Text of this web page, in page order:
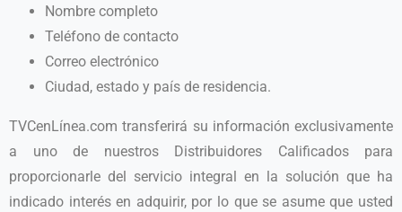
Nombre completo
Teléfono de contacto
Correo electrónico
Ciudad, estado y país de residencia.
TVCenLínea.com transferirá su información exclusivamente
a uno de nuestros Distribuidores Calificados para
proporcionarle del servicio integral en la solución que ha
indicado interés en adquirir, por lo que se asume que usted